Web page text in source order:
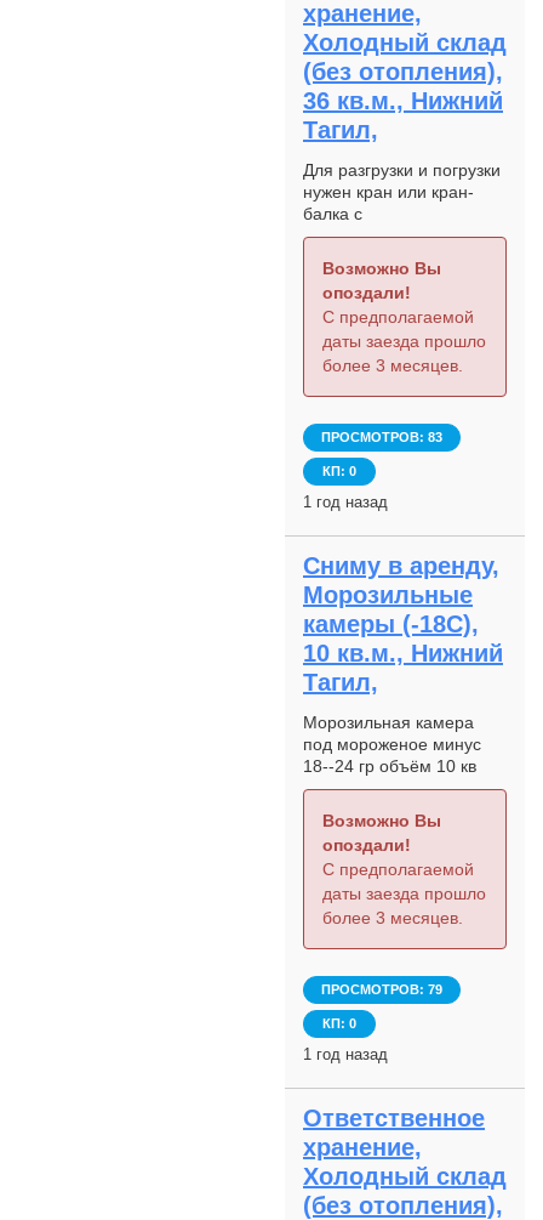
хранение,
Холодный склад
(без отопления),
36 кв.м., Нижний
Тагил,
Для разгрузки и погрузки
нужен кран или кран-
балка с
грузоподъёмностью не
запасные части для
экскаватора.
Возможно Вы
опоздали!
С предполагаемой
даты заезда прошло
более 3 месяцев.
ПРОСМОТРОВ: 83
КП: 0
1 год назад
Сниму в аренду,
Морозильные
камеры (-18С),
10 кв.м., Нижний
Тагил,
Морозильная камера
под мороженое минус
18--24 гр объём 10 кв
Возможно Вы
опоздали!
С предполагаемой
даты заезда прошло
более 3 месяцев.
ПРОСМОТРОВ: 79
КП: 0
1 год назад
Ответственное
хранение,
Холодный склад
(без отопления),